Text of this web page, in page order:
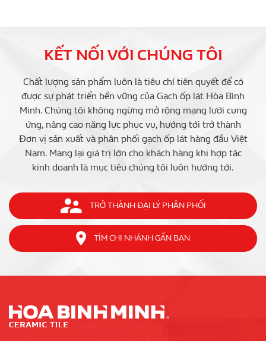
KẾT NỐI VỚI CHÚNG TÔI
Chất lượng sản phẩm luôn là tiêu chí tiên quyết để có
được sự phát triển bền vững của Gạch ốp lát Hòa Bình
Minh. Chúng tôi không ngừng mở rộng mạng lưới cung
ứng, nâng cao năng lực phục vụ, hướng tới trở thành
Đơn vị sản xuất và phân phối gạch ốp lát hàng đầu Việt
Nam. Mang lại giá trị lớn cho khách hàng khi hợp tác
kinh doanh là mục tiêu chúng tôi luôn hướng tới.
TRỞ THÀNH ĐẠI LÝ PHÂN PHỐI
TÌM CHI NHÁNH GẦN BẠN